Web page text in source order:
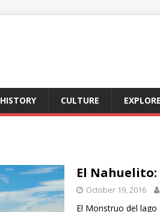
HISTORY CULTURE EXPLORE
El
October 19, 2016
El Monstruo del lago